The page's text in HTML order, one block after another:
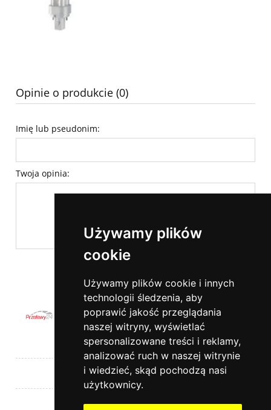
Używamy plików
cookie
Używamy plików cookie i innych
technologii śledzenia, aby
poprawić jakość przeglądania
naszej witryny, wyświetlać
spersonalizowane treści i reklamy,
analizować ruch w naszej witrynie
i wiedzieć, skąd pochodzą nasi
użytkownicy.
Opinie o produkcie (0)
Imię lub pseudonim:
Twoja opinia:
Pomoc
Moje konto
Płatności i dostawa